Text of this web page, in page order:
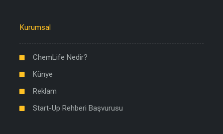
Kurumsal
ChemLife Nedir?
Künye
Reklam
Start-Up Rehberi Başvurusu